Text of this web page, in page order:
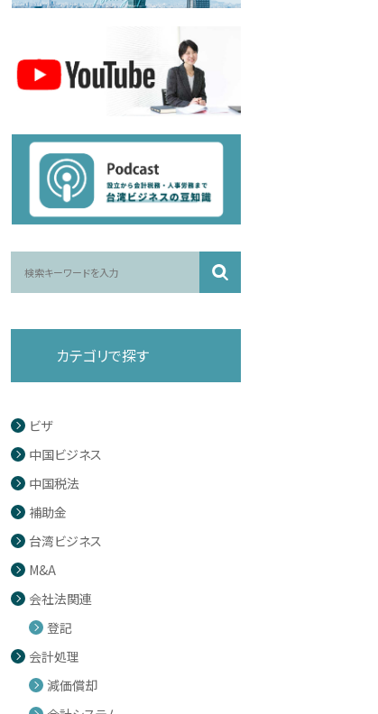
カテゴリで探す
ビザ
中国ビジネス
中国税法
補助金
台湾ビジネス
M&A
会社法関連
登記
会計処理
減価償却